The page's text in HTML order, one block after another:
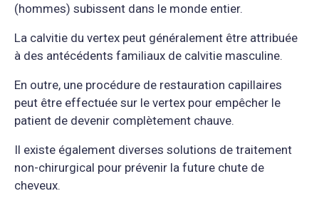
(hommes) subissent dans le monde entier.
La calvitie du vertex peut généralement être attribuée
à des antécédents familiaux de calvitie masculine.
En outre, une procédure de restauration capillaires
peut être effectuée sur le vertex pour empêcher le
patient de devenir complètement chauve.
Il existe également diverses solutions de traitement
non-chirurgical pour prévenir la future chute de
cheveux.